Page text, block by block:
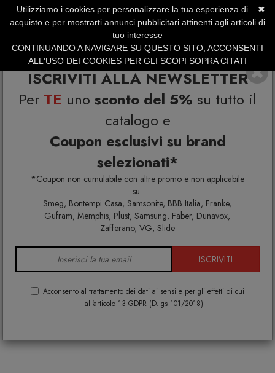
ISCRIVITI ALLA NEWSLETTER
Per TE uno sconto del 5% su tutto il
catalogo e
Coupon esclusivi su brand
selezionati*
*Coupon non cumulabile con altre promo e non applicabile
su:
Smeg, Bontempi Casa, Samsonite, BBB Italia, Franke,
Gufram, Memphis, Plust, Samsung, Faber, Dunavox,
Zafferano, VG, Slide
ISCRIVITI
Acconsento al trattamento dei dati ai sensi e per gli effetti di cui
all'articolo 13 GDPR (D.lgs 101/2018)
SERVIZIO CLIENTI +39.0773.470.562
SUMMER SALES | Fino al 31 Agosto
Home FontanaArte
✖
Utilizziamo i cookies per personalizzare la tua esperienza di
acquisto e per mostrarti annunci pubblicitari attinenti agli articoli di
tuo interesse
CONTINUANDO A NAVIGARE SU QUESTO SITO, ACCONSENTI
ALL'USO DEI COOKIES PER GLI SCOPI SOPRA CITATI